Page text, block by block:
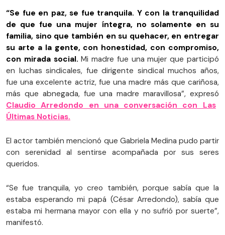
“Se fue en paz, se fue tranquila. Y con la tranquilidad
de que fue una mujer íntegra, no solamente en su
familia, sino que también en su quehacer, en entregar
su arte a la gente, con honestidad, con compromiso,
con mirada social. Mi madre fue una mujer que participó
en luchas sindicales, fue dirigente sindical muchos años,
fue una excelente actriz, fue una madre más que cariñosa,
más que abnegada, fue una madre maravillosa”, expresó
Claudio Arredondo en una conversación con Las
Últimas Noticias.
El actor también mencionó que Gabriela Medina pudo partir
con serenidad al sentirse acompañada por sus seres
queridos.
“Se fue tranquila, yo creo también, porque sabía que la
estaba esperando mi papá (César Arredondo), sabía que
estaba mi hermana mayor con ella y no sufrió por suerte”,
manifestó.